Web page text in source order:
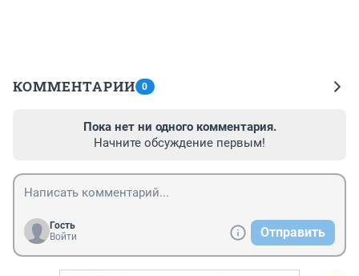
КОММЕНТАРИИ 0
Пока нет ни одного комментария.
Начните обсуждение первым!
Гость
Войти
Отправить